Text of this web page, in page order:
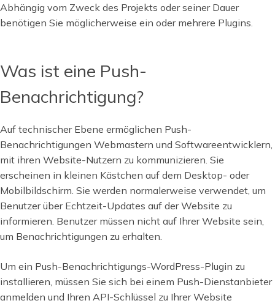
Abhängig vom Zweck des Projekts oder seiner Dauer
benötigen Sie möglicherweise ein oder mehrere Plugins.
Was ist eine Push-
Benachrichtigung?
Auf technischer Ebene ermöglichen Push-
Benachrichtigungen Webmastern und Softwareentwicklern,
mit ihren Website-Nutzern zu kommunizieren. Sie
erscheinen in kleinen Kästchen auf dem Desktop- oder
Mobilbildschirm. Sie werden normalerweise verwendet, um
Benutzer über Echtzeit-Updates auf der Website zu
informieren. Benutzer müssen nicht auf Ihrer Website sein,
um Benachrichtigungen zu erhalten.
Um ein Push-Benachrichtigungs-WordPress-Plugin zu
installieren, müssen Sie sich bei einem Push-Dienstanbieter
anmelden und Ihren API-Schlüssel zu Ihrer Website